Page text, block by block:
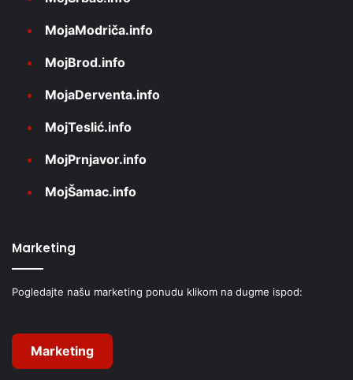
MojaModriča.info
MojBrod.info
MojaDerventa.info
MojTeslić.info
MojPrnjavor.info
MojŠamac.info
Marketing
Pogledajte našu marketing ponudu klikom na dugme ispod:
Marketing